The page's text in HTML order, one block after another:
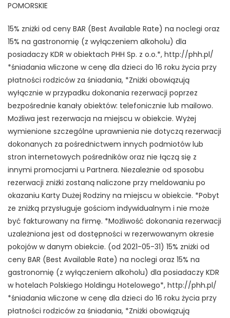
POMORSKIE
15% zniżki od ceny BAR (Best Available Rate) na noclegi oraz
15% na gastronomię (z wyłączeniem alkoholu) dla
posiadaczy KDR w obiektach PHH Sp. z o.o.*, http://phh.pl/
*śniadania wliczone w cenę dla dzieci do 16 roku życia przy
płatności rodziców za śniadania, *Zniżki obowiązują
wyłącznie w przypadku dokonania rezerwacji poprzez
bezpośrednie kanały obiektów: telefonicznie lub mailowo.
Możliwa jest rezerwacja na miejscu w obiekcie. Wyżej
wymienione szczególne uprawnienia nie dotyczą rezerwacji
dokonanych za pośrednictwem innych podmiotów lub
stron internetowych pośredników oraz nie łączą się z
innymi promocjami u Partnera. Niezależnie od sposobu
rezerwacji zniżki zostaną naliczone przy meldowaniu po
okazaniu Karty Dużej Rodziny na miejscu w obiekcie. *Pobyt
ze zniżką przysługuje gościom indywidualnym i nie może
być fakturowany na firmę. *Możliwość dokonania rezerwacji
uzależniona jest od dostępności w rezerwowanym okresie
pokojów w danym obiekcie. (od 2021-05-31) 15% zniżki od
ceny BAR (Best Available Rate) na noclegi oraz 15% na
gastronomię (z wyłączeniem alkoholu) dla posiadaczy KDR
w hotelach Polskiego Holdingu Hotelowego*, http://phh.pl/
*śniadania wliczone w cenę dla dzieci do 16 roku życia przy
płatności rodziców za śniadania, *Zniżki obowiązują